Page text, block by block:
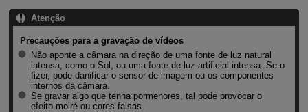
Atenção
Precauções para a gravação de vídeos
Não aponte a câmara na direção de uma fonte de luz natural
intensa, como o Sol, ou uma fonte de luz artificial intensa. Se o
fizer, pode danificar o sensor de imagem ou os componentes
internos da câmara.
Se gravar algo que tenha pormenores, tal pode provocar o
efeito moiré ou cores falsas.